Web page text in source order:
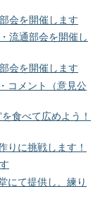
会を開催します
流通部会を開催し
会を開催します
コメント（意見公
食べて広めよう！
りに挑戦します！
にて提供し、練り